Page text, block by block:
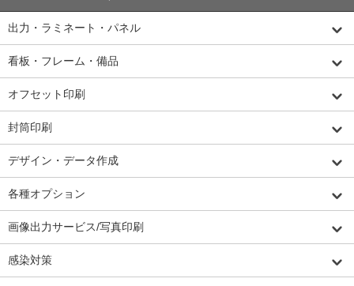
出力・ラミネート・パネル
看板・フレーム・備品
オフセット印刷
封筒印刷
デザイン・データ作成
各種オプション
画像出力サービス/写真印刷
感染対策